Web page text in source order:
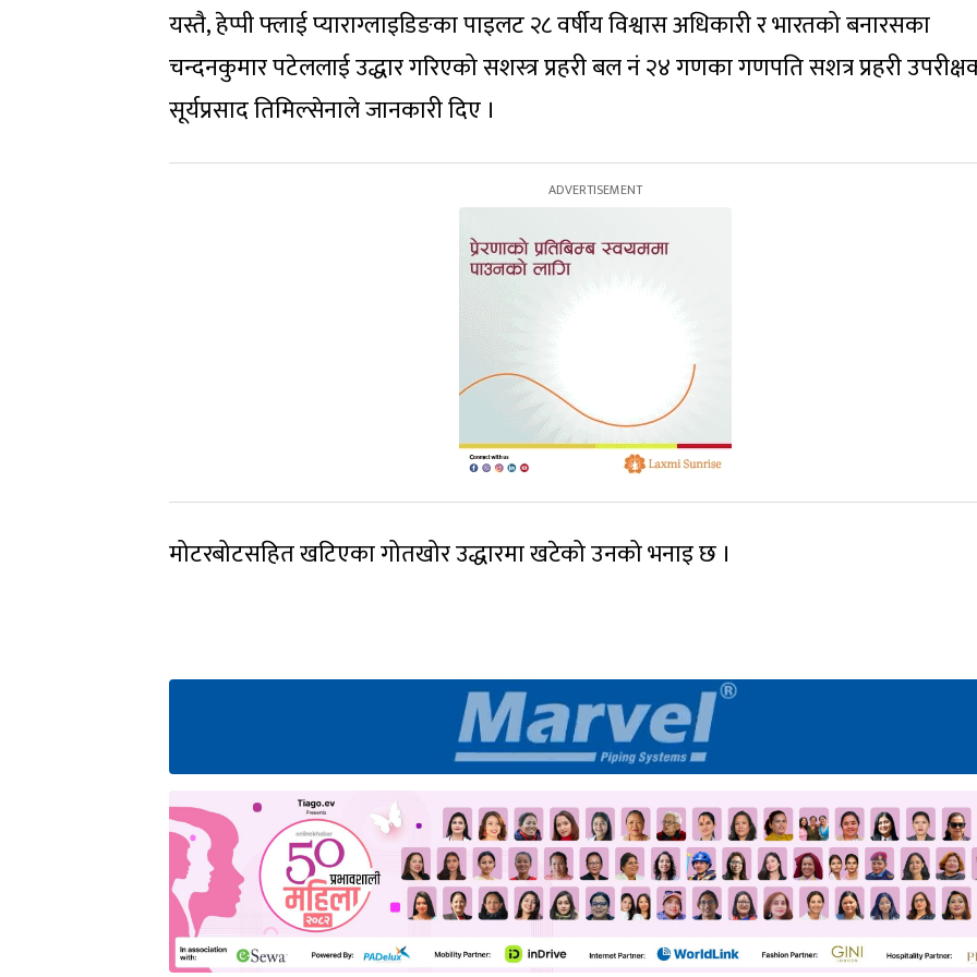
यस्तै, हेप्पी फ्लाई प्याराग्लाइडिङका पाइलट २८ वर्षीय विश्वास अधिकारी र भारतको बनारसका
चन्दनकुमार पटेललाई उद्धार गरिएको सशस्त्र प्रहरी बल नं २४ गणका गणपति सशत्र प्रहरी
सूर्यप्रसाद तिमिल्सेनाले जानकारी दिए ।
मोटरबोटसहित खटिएका गोतखोर उद्धारमा खटेको उनको भनाइ छ ।